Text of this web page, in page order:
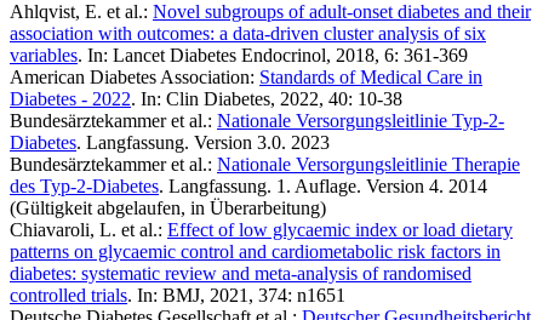
Ahlqvist, E. et al.: Novel subgroups of adult-onset diabetes and their
association with outcomes: a data-driven cluster analysis of six
variables. In: Lancet Diabetes Endocrinol, 2018, 6: 361-369
American Diabetes Association: Standards of Medical Care in
Diabetes - 2022. In: Clin Diabetes, 2022, 40: 10-38
Bundesärztekammer et al.: Nationale Versorgungsleitlinie Typ-2-
Diabetes. Langfassung. Version 3.0. 2023
Bundesärztekammer et al.: Nationale Versorgungsleitlinie Therapie
des Typ-2-Diabetes. Langfassung. 1. Auflage. Version 4. 2014
(Gültigkeit abgelaufen, in Überarbeitung)
Chiavaroli, L. et al.: Effect of low glycaemic index or load dietary
patterns on glycaemic control and cardiometabolic risk factors in
diabetes: systematic review and meta-analysis of randomised
controlled trials. In: BMJ, 2021, 374: n1651